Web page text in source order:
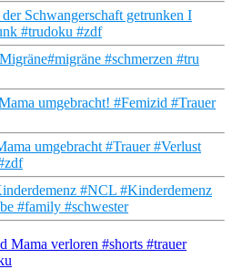
Schwangerschaft getrunken I
#trudoku #zdf
#schmerzen #tru
umgebracht! #Femizid #Trauer
umgebracht #Trauer #Verlust
#NCL #Kinderdemenz
#family #schwester
Mama verloren #shorts #trauer